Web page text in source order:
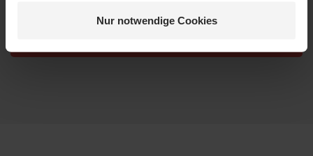
Nur notwendige Cookies